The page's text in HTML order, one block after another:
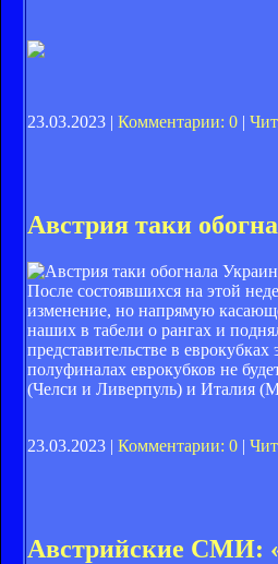
23.03.2023 | Комментарии: 0 |
Австрия таки
После состоявшихся на этой
изменение, но напрямую
наших в табели о рангах и
представительстве в
полуфиналах еврокубков не
(Челси и Ливерпуль) и Италия
23.03.2023 | Комментарии: 0 |
Австрийские СМИ: